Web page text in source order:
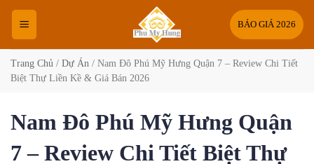
Bỏ
nội
dung
BÁO GIÁ 2026
Trang Chủ / Dự Án / Nam Đô Phú Mỹ Hưng Quận 7 – Review Chi Tiết
Biệt Thự Liền Kề & Giá Bán 2026
Nam Đô Phú Mỹ Hưng Quận
7 – Review Chi Tiết Biệt Thự